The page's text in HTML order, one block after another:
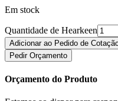
Em stock
Quantidade de Hearkeen
Adicionar ao Pedido de
Pedir Orçamento
Orçamento do Produto